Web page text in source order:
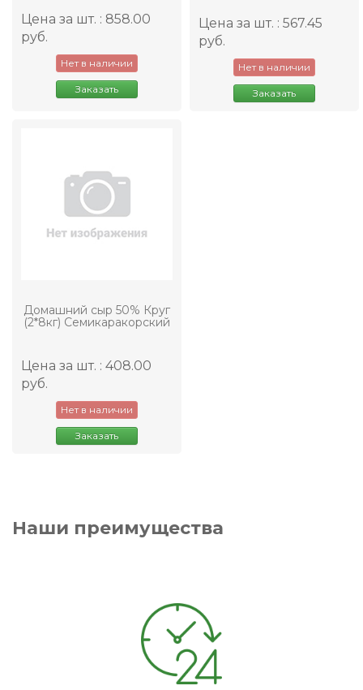
Цена за шт. : 858.00
руб.
Нет в наличии
Заказать
Цена за шт. : 567.45
руб.
Нет в наличии
Заказать
Домашний сыр 50% Круг
(2*8кг) Семикаракорский
Цена за шт. : 408.00
руб.
Нет в наличии
Заказать
Наши преимущества